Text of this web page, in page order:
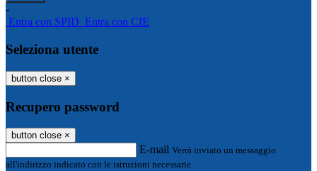
-
Entra con SPID Entra con CIE
Seleziona utente
button close ×
Recupero password
button close ×
E-mail Verrà inviato un messaggio
all'indirizzo indicato con le istruzioni necessarie.